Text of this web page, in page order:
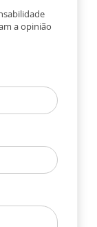
a opinião